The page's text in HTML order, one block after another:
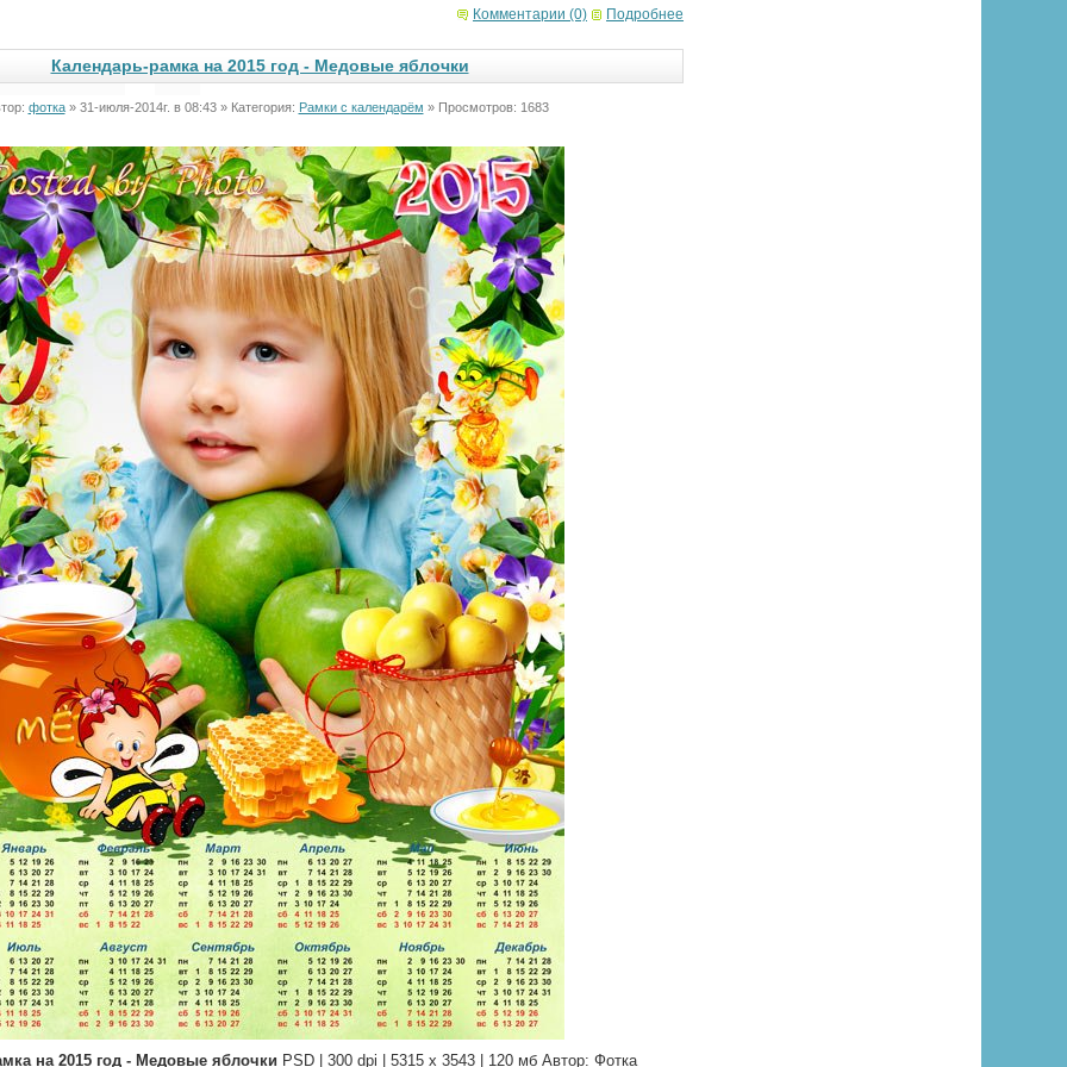
Комментарии (0) Подробнее
Календарь-рамка на 2015 год - Медовые яблочки
фотка» 31-июля-2014г. в 08:43 » Категория: Рамки с календарём » Просмотров: 1683
на 2015 год - Медовые яблочки PSD | 300 dpi | 5315 x 3543 | 120 мб Автор: Фотка